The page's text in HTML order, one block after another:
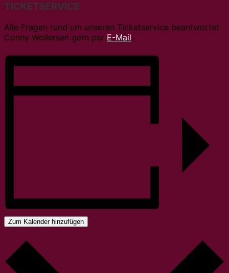
TICKETSERVICE
Alle Fragen rund um unseren Ticketservice beantwortet
Conny Wollersen gern per E-Mail.
Zum Kalender hinzufügen